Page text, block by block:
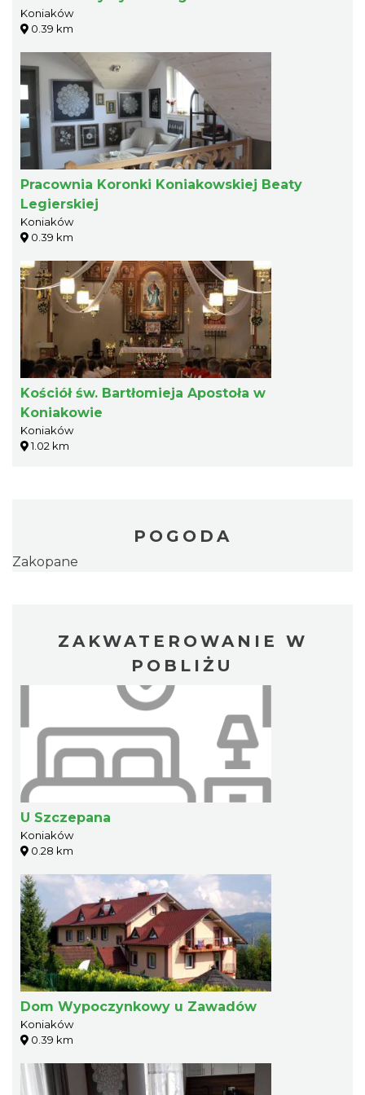
Koniaków
0.39 km
Pracownia Koronki Koniakowskiej Beaty
Legierskiej
Koniaków
0.39 km
Kościół św. Bartłomieja Apostoła w
Koniakowie
Koniaków
1.02 km
POGODA
Zakopane
ZAKWATEROWANIE W
POBLIŻU
U Szczepana
Koniaków
0.28 km
Dom Wypoczynkowy u Zawadów
Koniaków
0.39 km